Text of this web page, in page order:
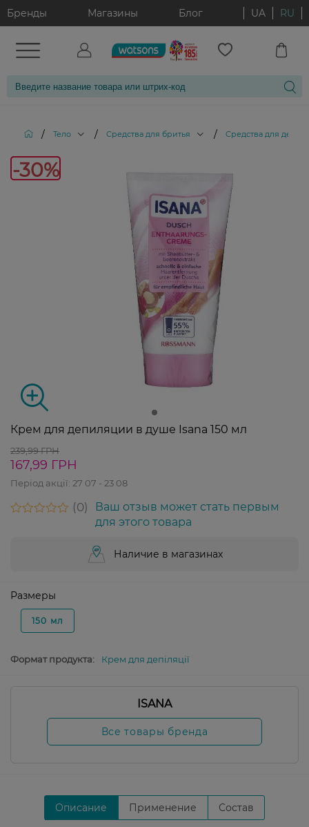
Бренды Магазины Блог UA RU
/ Тело / Средства для бритья / Средства для
-30%
Крем для депиляции в душе Isana 150 мл
239,99 ГРН
167,99 ГРН
Період акції: 27 07 - 23 08
0
Ваш отзыв может стать первым
для этого товара
Наличие в магазинах
Размеры
150 мл
Формат продукта: Крем для депіляції
ISANA
Все товары бренда
Описание Применение Состав